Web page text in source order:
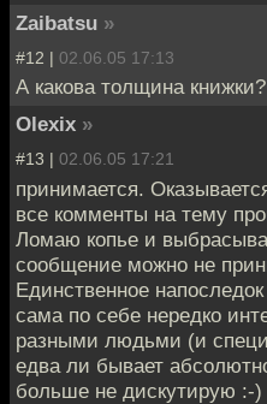
Zaibatsu »
#12 | 02.06.05 17:13
А какова толщина
Olexix »
#13 | 02.06.05 17:21
принимается.
все комменты на тему
Ломаю копье и
сообщение можно не
Единственное
сама по себе нередко
разными людьми (и
едва ли бывает
больше не дискутирую :-)